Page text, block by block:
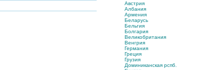
Австрия
Албания
Армения
Беларусь
Бельгия
Болгария
Великобритания
Венгрия
Германия
Греция
Грузия
Доминиканская рспб.